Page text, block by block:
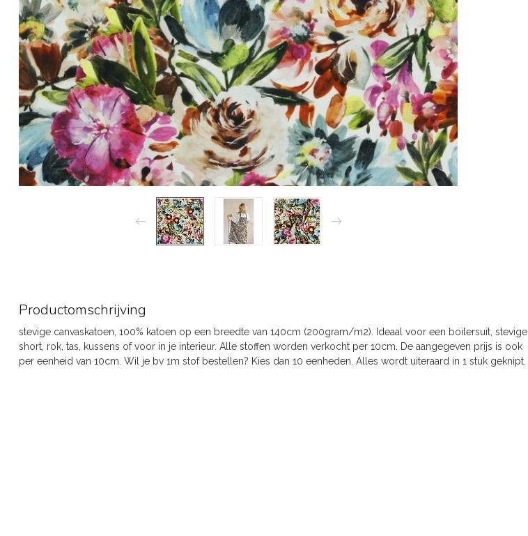
Productomschrijving
stevige canvaskatoen, 100% katoen op een breedte van 140cm (200gram/m2). Ideaal voor een boilersuit, stevige
short, rok, tas, kussens of voor in je interieur. Alle stoffen worden verkocht per 10cm. De aangegeven prijs is ook
per eenheid van 10cm. Wil je bv 1m stof bestellen? Kies dan 10 eenheden. Alles wordt uiteraard in 1 stuk geknipt.